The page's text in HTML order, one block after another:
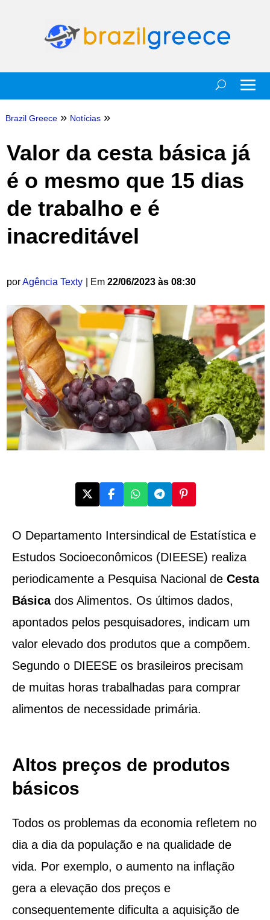
Brazil Greece » Notícias »
Valor da cesta básica já
é o mesmo que 15 dias
de trabalho e é
inacreditável
porAgência Texty | Em 22/06/2023 às 08:30
O Departamento Intersindical de Estatística e
Estudos Socioeconômicos (DIEESE) realiza
periodicamente a Pesquisa Nacional de Cesta
Básicados Alimentos. Os últimos dados,
apontados pelos pesquisadores, indicam um
valor elevado dos produtos que a compõem.
Segundo o DIEESE os brasileiros precisam
de muitas horas trabalhadas para comprar
alimentos de necessidade primária.
Altos preços de produtos
básicos
Todos os problemas da economia refletem no
dia a dia da população e na qualidade de
vida. Por exemplo, o aumento na inflação
gera a elevação dos preços e
consequentemente dificulta a aquisição de